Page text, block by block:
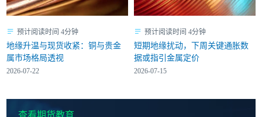
预计阅读时间 4分钟
地缘升温与现货收紧：铜与贵金
属市场格局透视
2026-07-22
预计阅读时间 4分钟
短期地缘扰动，下周关键通胀数
据或指引金属定价
2026-07-15